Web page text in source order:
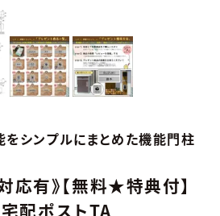
シンプルにまとめた機能門柱
応有》【無料★特典付】
配ポストTA